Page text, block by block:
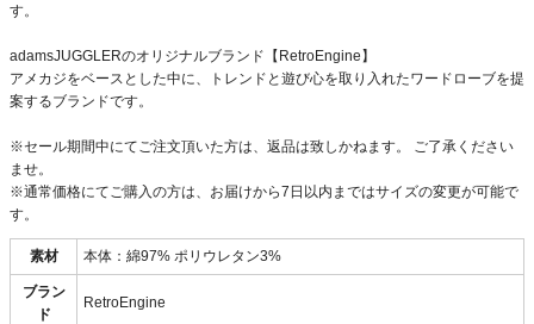
す。
adamsJUGGLERのオリジナルブランド【RetroEngine】
アメカジをベースとした中に、トレンドと遊び心を取り入れたワードローブを提
案するブランドです。
※セール期間中にてご注文頂いた方は、返品は致しかねます。 ご了承ください
ませ。
※通常価格にてご購入の方は、お届けから7日以内まではサイズの変更が可能で
す。
素材 本体：綿97% ポリウレタン3%
ブラン
ド
RetroEngine